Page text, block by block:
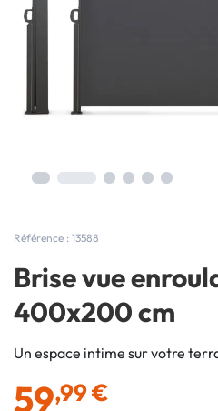
Référence : 13588
Brise vue
400x200 cm
Un espace intime sur votre
59,99 €